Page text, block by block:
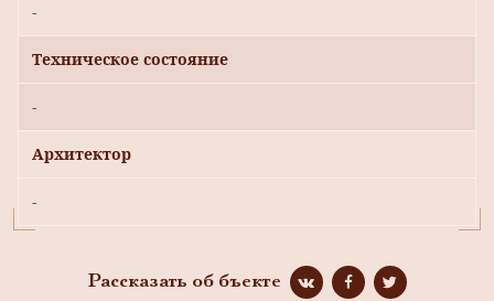
-
Техническое состояние
-
Архитектор
-
Рассказать об бъекте